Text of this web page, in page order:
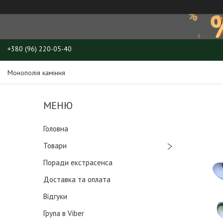
+380 (96) 220-05-40
Монополія каміння
Головна
Товари
Поради екстрасенса
Доставка та оплата
Відгуки
Група в Viber